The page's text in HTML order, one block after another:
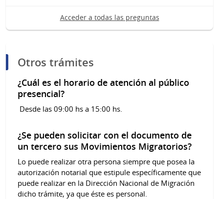
Acceder a todas las preguntas
Otros trámites
¿Cuál es el horario de atención al público
presencial?
Desde las 09:00 hs a 15:00 hs.
¿Se pueden solicitar con el documento de
un tercero sus Movimientos Migratorios?
Lo puede realizar otra persona siempre que posea la
autorización notarial que estipule específicamente que
puede realizar en la Dirección Nacional de Migración
dicho trámite, ya que éste es personal.